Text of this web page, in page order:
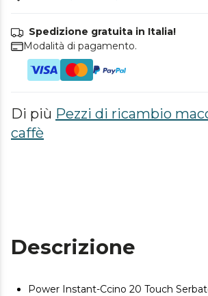
Spedizione gratuita in Italia!
Modalità di pagamento.
Di più Pezzi di ricambio
caffè
Descrizione
Power Instant-Ccino 20 Touch